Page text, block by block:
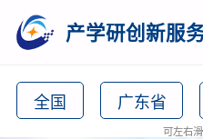
产学研创新服
全国 广东省
可左右